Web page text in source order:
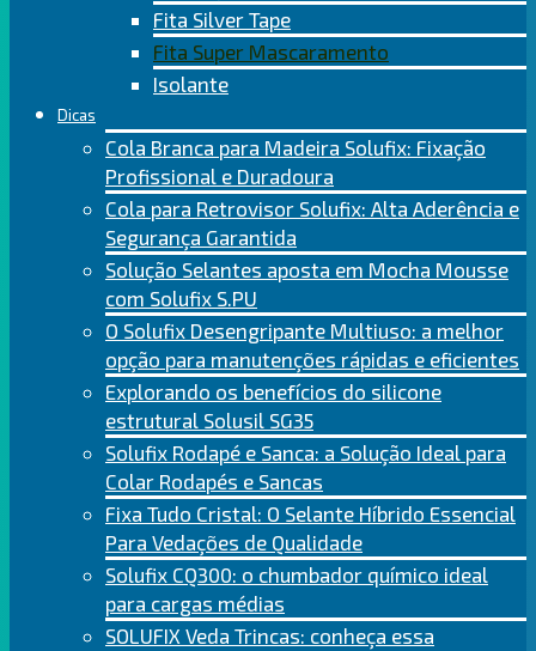
Fita Silver Tape
Fita Super Mascaramento
Isolante
Dicas
Cola Branca para Madeira Solufix: Fixação
Profissional e Duradoura
Cola para Retrovisor Solufix: Alta Aderência e
Segurança Garantida
Solução Selantes aposta em Mocha Mousse
com Solufix S.PU
O Solufix Desengripante Multiuso: a melhor
opção para manutenções rápidas e eficientes
Explorando os benefícios do silicone
estrutural Solusil SG35
Solufix Rodapé e Sanca: a Solução Ideal para
Colar Rodapés e Sancas
Fixa Tudo Cristal: O Selante Híbrido Essencial
Para Vedações de Qualidade
Solufix CQ300: o chumbador químico ideal
para cargas médias
SOLUFIX Veda Trincas: conheça essa